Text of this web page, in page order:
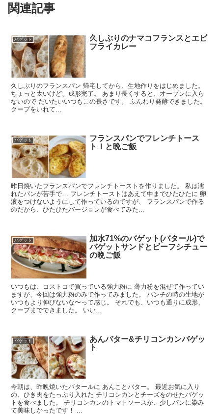
関連記事
バゲット
久しぶりのナマコフランスとエビ
フライカレー
久しぶりのフランスパン 帰宅してから、生地作りをはじめました。
ちょっと太いけど、成形完了。 あまり長くすると、オーブンに入ら
ないので だいたいいつもこの長さです。 ふんわり発酵できました。
クープをいれて...
バゲット
フランスパンでフレンチトース
ト！と晩ご飯
昨日焼いたフランスパンでフレンチトーストを作りました。 私は濡
れたパンが苦手で… フレンチトーストはあえて中までひたひたに 卵
液をつけないようにして作っているのですが、 フランスパンで作る
のだから、ひたひたバージョンが食べてみた...
バゲット
加水71%のバゲット(バタール)で
バゲットサンドとビーフシチュー
の晩ご飯
いつもは、コストコで買っている強力粉に 薄力粉を混ぜて作ってい
ますが、今回は強力粉のみで作ってみました。 パンチの時の生地が
いつもより伸びないな〜って感じ。 それでも、いつも通りに成形、
クープまでできました。 いい...
バゲット
あんバター&チリコンカンバゲッ
ト
今朝は、昨晩焼いたバタールに あんことバター。 最近お気に入り
の、ひき肉をたっぷり入れた チリコンカンとチーズをのせたバゲッ
トを食べました。 チリコンカンのトマトソースが、少しパンに染み
て美味しかったです！ ...